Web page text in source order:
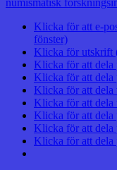
Klicka för att e-
fönster)
Klicka för utskrift
Klicka för att dela
Klicka för att dela
Klicka för att dela
Klicka för att dela
Klicka för att dela
Klicka för att dela
Klicka för att dela